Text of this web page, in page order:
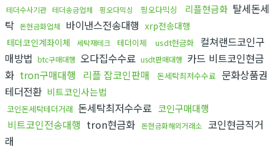
테더수사기관 테더송금업체 핑오다믹싱 핑오다믹싱 리플현금화 탈세돈세
탁 돈현금화업체 바이낸스전송대행 xrp전송대행
테더코인계좌이체
세탁재테크 테더이체 usdt현금화 컬쳐랜드코인구
매방법 btc구매대행 오다집수수료 usdt판매대행 카드 비트코인현금
화 tron구매대행 리플 잡코인판매 돈세탁최저수수료 문화상품권
테더전환 비트코인사는법
코인돈세탁테더거래 돈세탁최저수수료 코인구매대행
비트코인전송대행 tron현금화 돈현금화해외거래소 코인현금직거
래